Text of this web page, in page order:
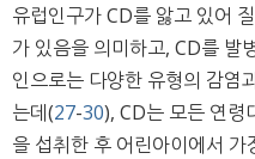
유럽인구가 CD를 앓고 있어
가 있음을 의미하고, CD를 발
인으로는 다양한 유형의 감염
는데(27-30), CD는 모든 연령
을 섭취한 후 어린아이에서